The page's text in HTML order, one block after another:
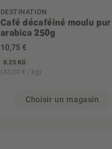
DESTINATION
Café décaféiné moulu pur
arabica 250g
10,75 €
0.25 KG
(43,00 € / kg)
Choisir un magasin